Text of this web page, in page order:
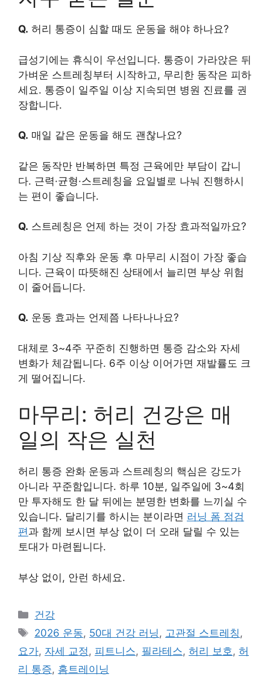
Q. 허리 통증이 심할 때도 운동을 해야 하나요?
급성기에는 휴식이 우선입니다. 통증이 가라앉은 뒤
가벼운 스트레칭부터 시작하고, 무리한 동작은 피하
세요. 통증이 일주일 이상 지속되면 병원 진료를 권
장합니다.
Q. 매일 같은 운동을 해도 괜찮나요?
같은 동작만 반복하면 특정 근육에만 부담이 갑니
다. 근력·균형·스트레칭을 요일별로 나눠 진행하시
는 편이 좋습니다.
Q. 스트레칭은 언제 하는 것이 가장 효과적일까요?
아침 기상 직후와 운동 후 마무리 시점이 가장 좋습
니다. 근육이 따뜻해진 상태에서 늘리면 부상 위험
이 줄어듭니다.
Q. 운동 효과는 언제쯤 나타나나요?
대체로 3~4주 꾸준히 진행하면 통증 감소와 자세
변화가 체감됩니다. 6주 이상 이어가면 재발률도 크
게 떨어집니다.
마무리: 허리 건강은 매
일의 작은 실천
허리 통증 완화 운동과 스트레칭의 핵심은 강도가
아니라 꾸준함입니다. 하루 10분, 일주일에 3~4회
만 투자해도 한 달 뒤에는 분명한 변화를 느끼실 수
있습니다. 달리기를 하시는 분이라면 러닝 폼 점검
편과 함께 보시면 부상 없이 더 오래 달릴 수 있는
토대가 마련됩니다.
부상 없이, 안런 하세요.
카
테
리
건강
태
그
2026 운동, 50대 건강 러닝 , 고관절 스트레칭 ,
요가, 자세 교정 , 피트니스, 필라테스, 허리 보호 , 허
리 통증, 홈트레이닝